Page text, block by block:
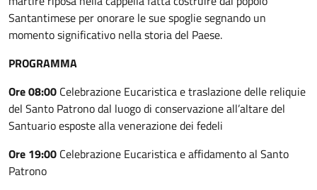
Santantimese per onorare le sue spoglie segnando un
momento significativo nella storia del Paese.
PROGRAMMA
Ore 08:00 Celebrazione Eucaristica e traslazione delle reliquie
del Santo Patrono dal luogo di conservazione all’altare del
Santuario esposte alla venerazione dei fedeli
Ore 19:00 Celebrazione Eucaristica e affidamento al Santo
Patrono